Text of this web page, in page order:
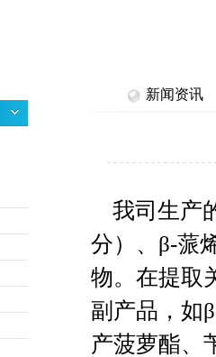
新闻资讯
我司生产
分）、β-蒎
物。在提取
副产品，如
产菠萝酯、